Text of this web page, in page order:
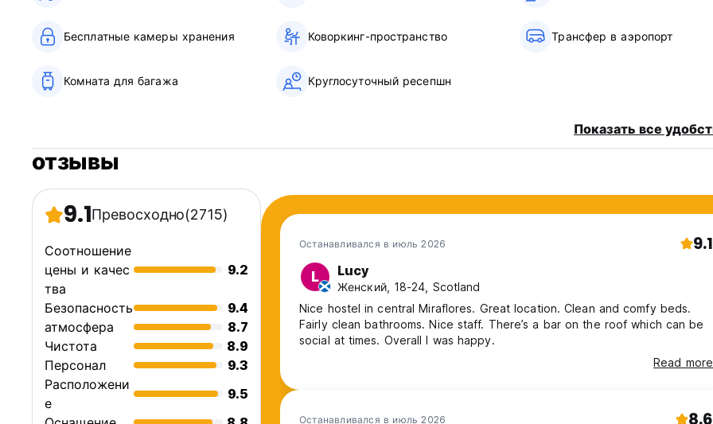
Бесплатные камеры хранения Коворкинг-пространство Трансфер в аэропорт
Комната для багажа Круглосуточный ресепшн
Показать все
отзывы
9.1Превосходно(2715)
Соотношение
цены и качес
тва
9.2
Безопасность
9.4
атмосфера
8.7
Чистота
8.9
Персонал
9.3
Расположени
е
9.5
Останавливался в июль 2026 9.1
L Lucy
Женский, 18-24, Scotland
Nice hostel in central Miraflores. Great location. Clean and comfy beds.
Fairly clean bathrooms. Nice staff. There’s a bar on the roof which can be
social at times. Overall I was happy.
Read more
Останавливался в июль 2026 8.6